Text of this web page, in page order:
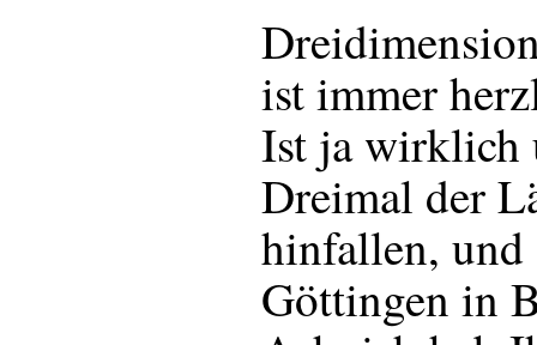
ist immer
Ist ja wirklich
Dreimal der
hinfallen,
Göttingen in